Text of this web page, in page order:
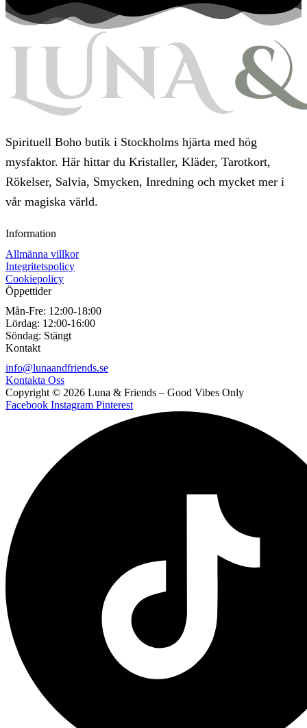
Spirituell Boho butik i Stockholms hjärta med hög
mysfaktor. Här hittar du Kristaller, Kläder, Tarotkort,
Rökelser, Salvia, Smycken, Inredning och mycket mer i
vår magiska värld.
Information
Allmänna villkor
Integritetspolicy
Cookiepolicy
Öppettider
Mån-Fre: 12:00-18:00
Lördag: 12:00-16:00
Söndag: Stängt
Kontakt
info@lunaandfriends.se
Kontakta Oss
Copyright © 2026 Luna & Friends – Good Vibes Only
Facebook Instagram Pinterest